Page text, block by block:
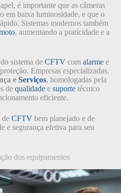
é importante que as câmeras
em baixa luminosidade, e que o
Sistemas modernos também
, aumentando a praticidade e a
sistema de CFTV com alarme e
Empresas especializadas,
e Serviços, homologadas pela
de qualidade e suporte técnico
eficiente.
de CFTV bem planejado e de
e segurança efetiva para seu
dos equipamentos